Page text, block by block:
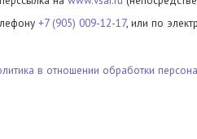
+7 (905) 009-12-17, или по
в отношении обработки